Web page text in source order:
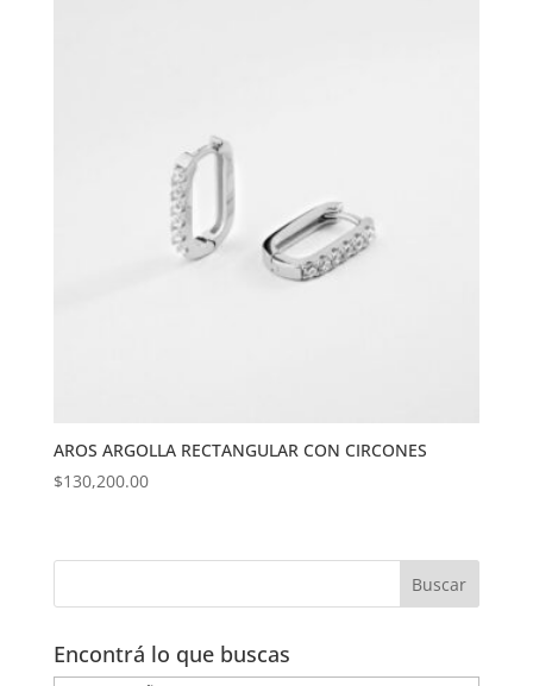
AROS ARGOLLA RECTANGULAR CON CIRCONES
$130,200.00
Encontrá lo que buscas